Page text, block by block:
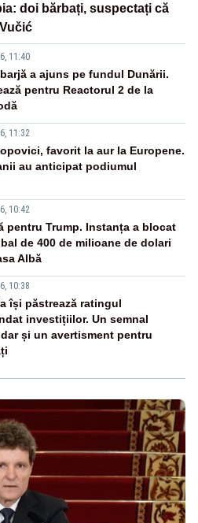
doi bărbați, suspectați că
11:40
a ajuns pe fundul Dunării.
pentru Reactorul 2 de la
11:32
favorit la aur la Europene.
au anticipat podiumul
10:42
pentru Trump. Instanța a blocat
de 400 de milioane de dolari
Albă
10:38
își păstrează ratingul
investițiilor. Un semnal
și un avertisment pentru